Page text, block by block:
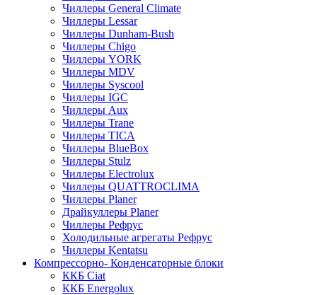
Чиллеры General Climate
Чиллеры Lessar
Чиллеры Dunham-Bush
Чиллеры Chigo
Чиллеры YORK
Чиллеры MDV
Чиллеры Syscool
Чиллеры IGC
Чиллеры Aux
Чиллеры Trane
Чиллеры TICA
Чиллеры BlueBox
Чиллеры Stulz
Чиллеры Electrolux
Чиллеры QUATTROCLIMA
Чиллеры Planer
Драйкуллеры Planer
Чиллеры Рефрус
Холодильные агрегаты Рефрус
Чиллеры Kentatsu
Компрессорно- Конденсаторные блоки
ККБ Ciat
ККБ Energolux